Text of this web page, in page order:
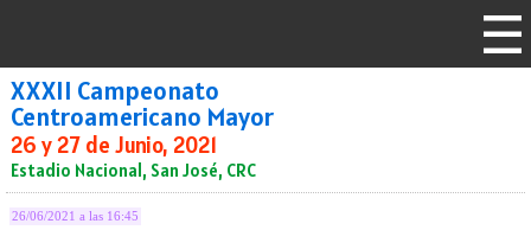
XXXII Campeonato
Centroamericano Mayor
26 y 27 de Junio, 2021
Estadio Nacional, San José, CRC
26/06/2021 a las 16:45